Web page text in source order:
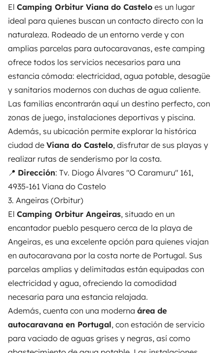
El Camping Orbitur Viana do Castelo es un lugar
ideal para quienes buscan un contacto directo con la
naturaleza. Rodeado de un entorno verde y con
amplias parcelas para autocaravanas, este camping
ofrece todos los servicios necesarios para una
estancia cómoda: electricidad, agua potable, desagüe
y sanitarios modernos con duchas de agua caliente.
Las familias encontrarán aquí un destino perfecto, con
zonas de juego, instalaciones deportivas y piscina.
Además, su ubicación permite explorar la histórica
ciudad de Viana do Castelo, disfrutar de sus playas y
realizar rutas de senderismo por la costa.
📍 Dirección: Tv. Diogo Álvares "O Caramuru" 161,
4935-161 Viana do Castelo
3. Angeiras (Orbitur)
El Camping Orbitur Angeiras, situado en un
encantador pueblo pesquero cerca de la playa de
Angeiras, es una excelente opción para quienes viajan
en autocaravana por la costa norte de Portugal. Sus
parcelas amplias y delimitadas están equipadas con
electricidad y agua, ofreciendo la comodidad
necesaria para una estancia relajada.
Además, cuenta con una moderna área de
autocaravana en Portugal, con estación de servicio
para vaciado de aguas grises y negras, así como